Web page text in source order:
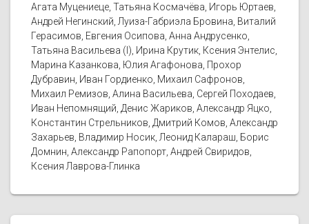
Агата Муцениеце, Татьяна Космачёва, Игорь Юртаев,
Андрей Негинский, Луиза-Габриэла Бровина, Виталий
Герасимов, Евгения Осипова, Анна Андрусенко,
Татьяна Васильева (I), Ирина Крутик, Ксения Энтелис,
Марина Казанкова, Юлия Агафонова, Прохор
Дубравин, Иван Гордиенко, Михаил Сафронов,
Михаил Ремизов, Алина Васильева, Сергей Походаев,
Иван Непомнящий, Денис Жариков, Александр Яцко,
Константин Стрельников, Дмитрий Комов, Александр
Захарьев, Владимир Носик, Леонид Калараш, Борис
Домнин, Александр Рапопорт, Андрей Свиридов,
Ксения Лаврова-Глинка